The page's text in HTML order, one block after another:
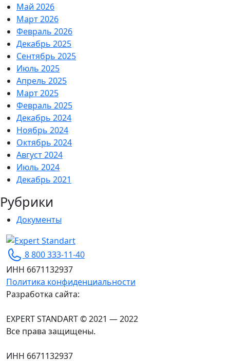
Май 2026
Март 2026
Февраль 2026
Декабрь 2025
Сентябрь 2025
Июль 2025
Апрель 2025
Март 2025
Февраль 2025
Декабрь 2024
Ноябрь 2024
Октябрь 2024
Август 2024
Июль 2024
Декабрь 2021
Рубрики
Документы
Expert Standart
Сертификация ISO для вашего бизнеса
8 800 333-11-40
ИНН 6671132937
Политика конфиденциальности
Разработка сайта:
EXPERT STANDART © 2021 — 2022
Все права защищены.
ИНН 6671132937